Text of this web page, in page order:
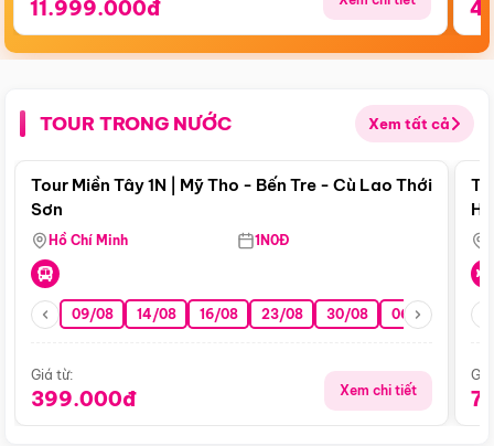
11.999.000đ
TOUR TRONG NƯỚC Xem tất cả
Điểm nổi bật
Tour Miền Tây 1N | Mỹ Tho - Bến Tre - Cù Lao Thới
Sơn
Hồ Chí Minh 1N0Đ
09/08 14/08 16/08 23/08 30/08 06/09 13/09
Giá từ:
399.000đ Xem chi tiết